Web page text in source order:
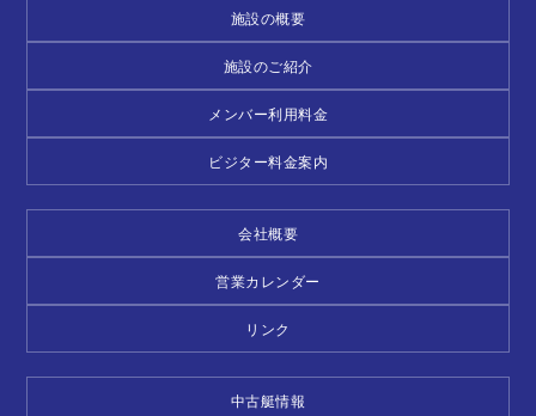
施設の概要
施設のご紹介
メンバー利用料金
ビジター料金案内
会社概要
営業カレンダー
リンク
中古艇情報